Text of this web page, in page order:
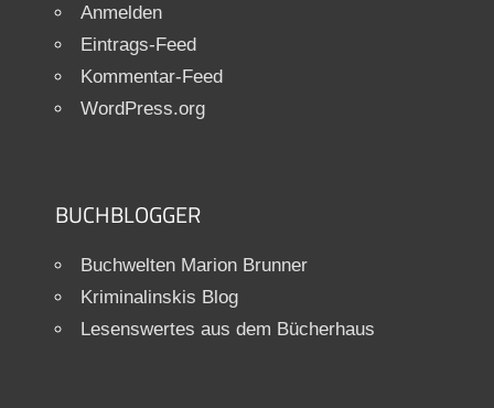
Anmelden
Eintrags-Feed
Kommentar-Feed
WordPress.org
BUCHBLOGGER
Buchwelten Marion Brunner
Kriminalinskis Blog
Lesenswertes aus dem Bücherhaus